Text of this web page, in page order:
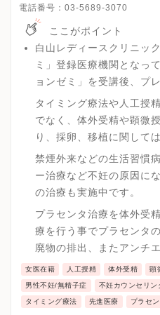
電話番号： 03-5689-3070
ここがポイント
白山レディースクリニッ
ミ」登録医療機関となっ
ョンゼミ」を受講後、プ
ていただき、体と心の両
す。
タイミング療法や人工授
でなく、体外受精や顕微
り、採卵、移植に関して
ィースクリニックによる
娠まで一貫したサポート
禁煙外来などの生活習慣
ー治療など不妊の原因に
の治療も実施中です。
プラセンタ治療を体外受
療を行う事でプラセンタ
廃物の排出、またアンチ
の大きな原因である卵子
とで妊娠率を上げていき
女医在籍 人工授精 体外受精 顕
男性不妊/無精子症 不妊カウンセリン
タイミング療法 先進医療 プラセ